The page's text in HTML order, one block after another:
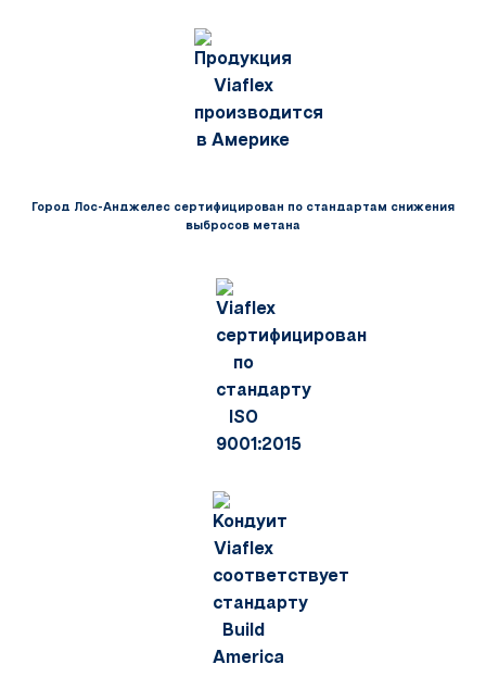
Город Лос-Анджелес сертифицирован по стандартам снижения
выбросов метана